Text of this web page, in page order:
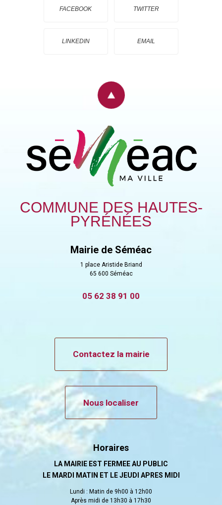
FACEBOOK TWITTER
LINKEDIN EMAIL
COMMUNE DES HAUTES-
PYRÉNÉES
Mairie de Séméac
1 place Aristide Briand
65 600 Séméac
05 62 38 91 00
Contactez la mairie
Nous localiser
Horaires
LA MAIRIE EST FERMEE AU PUBLIC
LE MARDI MATIN ET LE JEUDI APRES MIDI
Lundi : Matin de 9h00 à 12h00
Après midi de 13h30 à 17h30